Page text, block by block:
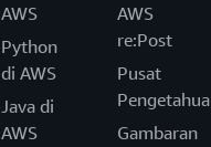
AWS
Python
di AWS
Java di
AWS
AWS
re:Post
Pusat
Gambaran